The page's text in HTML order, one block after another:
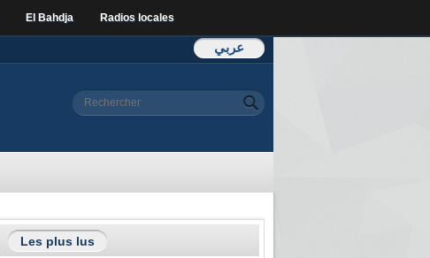
El Bahdja Radios locales
عربي
Formulaire de
Rechercher
Les plus lus